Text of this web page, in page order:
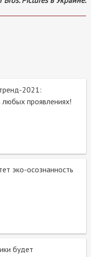
2021:
проявлениях!
эко-осознанность
будет